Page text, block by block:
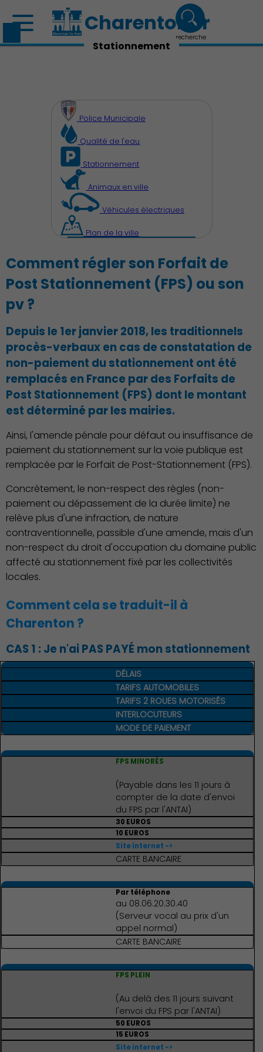
Découvrir Charenton
Famille
Action Sociale Solidarité
Charenton.fr
recherche
Stationnement
Police Municipale
Qualité de l'eau
Stationnement
Animaux en ville
Véhicules électriques
Plan de la ville
Comment régler son Forfait de
Post Stationnement (FPS) ou son
pv ?
Depuis le 1er janvier 2018, les traditionnels
procès-verbaux en cas de constatation de
non-paiement du stationnement ont été
remplacés en France par des Forfaits de
Post Stationnement (FPS) dont le montant
est déterminé par les mairies.
Ainsi, l'amende pénale pour défaut ou insuffisance de
paiement du stationnement sur la voie publique est
remplacée par le Forfait de Post-Stationnement (FPS).
Concrètement, le non-respect des règles (non-
paiement ou dépassement de la durée limite) ne
relève plus d'une infraction, de nature
contraventionnelle, passible d'une amende, mais d'un
non-respect du droit d'occupation du domaine public
affecté au stationnement fixé par les collectivités
locales.
Comment cela se traduit-il à
Charenton ?
CAS 1 : Je n'ai PAS PAYÉ mon stationnement
DÉLAIS
TARIFS AUTOMOBILES
TARIFS 2 ROUES MOTORISÉS
INTERLOCUTEURS
MODE DE PAIEMENT
FPS MINORÉS
(Payable dans les 11 jours à
compter de la date d'envoi
du FPS par l'ANTAI)
30 EUROS
10 EUROS
Site internet ->
CARTE BANCAIRE
Par téléphone
au 08.06.20.30.40
(Serveur vocal au prix d'un
appel normal)
CARTE BANCAIRE
FPS PLEIN
(Au delà des 11 jours suivant
l'envoi du FPS par l'ANTAI)
50 EUROS
15 EUROS
Site internet ->